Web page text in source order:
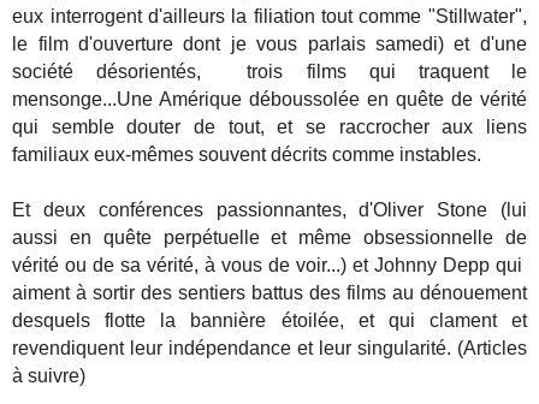
eux interrogent d'ailleurs la filiation tout comme "Stillwater",
le film d'ouverture dont je vous parlais samedi) et d'une
société désorientés, trois films qui traquent le
mensonge...Une Amérique déboussolée en quête de vérité
qui semble douter de tout, et se raccrocher aux liens
familiaux eux-mêmes souvent décrits comme instables.
Et deux conférences passionnantes, d'Oliver Stone (lui
aussi en quête perpétuelle et même obsessionnelle de
vérité ou de sa vérité, à vous de voir...) et Johnny Depp qui
aiment à sortir des sentiers battus des films au dénouement
desquels flotte la bannière étoilée, et qui clament et
revendiquent leur indépendance et leur singularité. (Articles
à suivre)